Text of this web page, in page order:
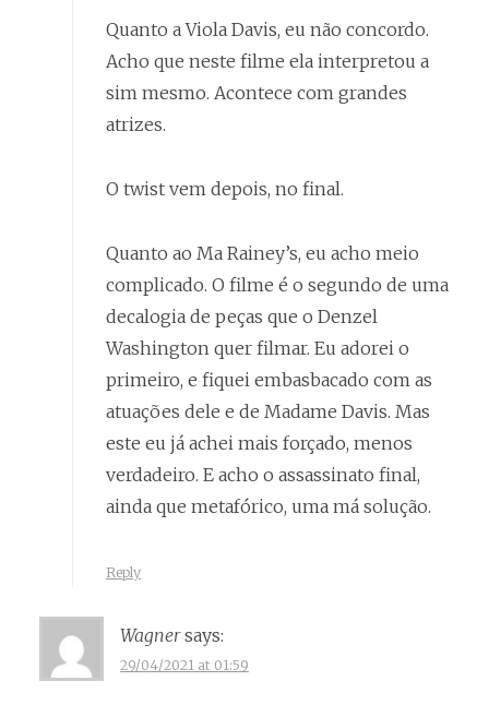
Quanto a Viola Davis, eu não concordo.
Acho que neste filme ela interpretou a
sim mesmo. Acontece com grandes
atrizes.
O twist vem depois, no final.
Quanto ao Ma Rainey’s, eu acho meio
complicado. O filme é o segundo de uma
decalogia de peças que o Denzel
Washington quer filmar. Eu adorei o
primeiro, e fiquei embasbacado com as
atuações dele e de Madame Davis. Mas
este eu já achei mais forçado, menos
verdadeiro. E acho o assassinato final,
ainda que metafórico, uma má solução.
Reply
Wagner says:
29/04/2021 at 01:59